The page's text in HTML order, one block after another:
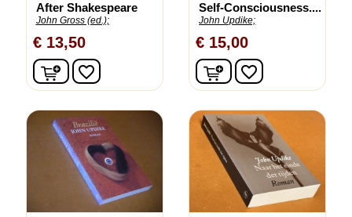
After Shakespeare
John Gross (ed.);
€ 13,50
In winkelwagen
favorite_border
Self-Consciousness....
John Updike;
€ 15,00
In winkelwagen
favorite_border